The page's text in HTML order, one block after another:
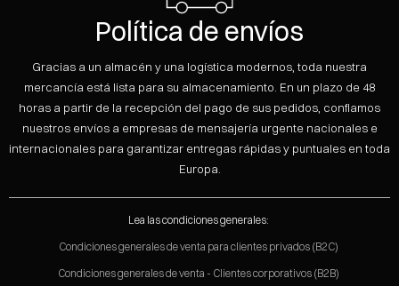
Política de envíos
Gracias a un almacén y una logística modernos, toda nuestra
mercancía está lista para su almacenamiento. En un plazo de 48
horas a partir de la recepción del pago de sus pedidos, confiamos
nuestros envíos a empresas de mensajería urgente nacionales e
internacionales para garantizar entregas rápidas y puntuales en toda
Europa.
Lea las condiciones generales:
Condiciones generales de venta para clientes privados (B2C)
Condiciones generales de venta - Clientes corporativos (B2B)